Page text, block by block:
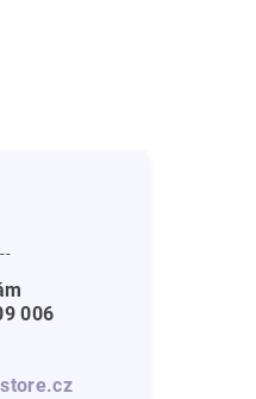
006